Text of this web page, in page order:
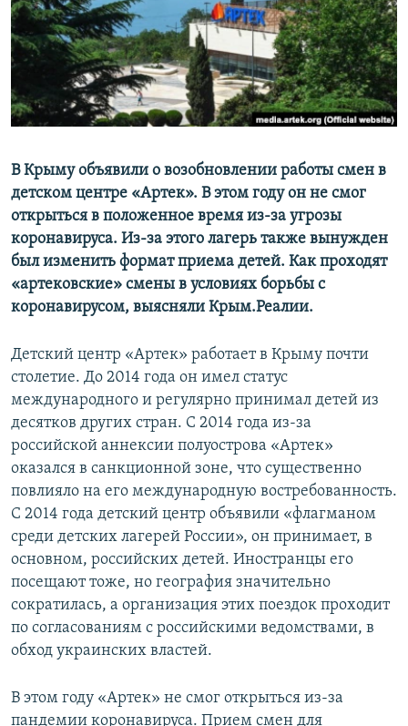
ПОБЕДИТЕЛЕЙ НЕ СУДЯТ?
КРЫМ.НЕПОКОРЕННЫЙ
ELIFBE
УКРАИНСКАЯ ПРОБЛЕМА КРЫМА
ПРИСОЕДИНЯЙТЕСЬ!
В Крыму объявили о возобновлении работы смен в
детском центре «Артек». В этом году он не смог
открыться в положенное время из-за угрозы
коронавируса. Из-за этого лагерь также вынужден
был изменить формат приема детей. Как проходят
«артековские» смены в условиях борьбы с
коронавирусом, выясняли Крым.Реалии.
Детский центр «Артек» работает в Крыму почти
столетие. До 2014 года он имел статус
международного и регулярно принимал детей из
десятков других стран. С 2014 года из-за
российской аннексии полуострова «Артек»
оказался в санкционной зоне, что существенно
повлияло на его международную востребованность.
С 2014 года детский центр объявили «флагманом
среди детских лагерей России», он принимает, в
основном, российских детей. Иностранцы его
посещают тоже, но география значительно
сократилась, а организация этих поездок проходит
по согласованиям с российскими ведомствами, в
обход украинских властей.
В этом году «Артек» не смог открыться из-за
пандемии коронавируса. Прием смен для